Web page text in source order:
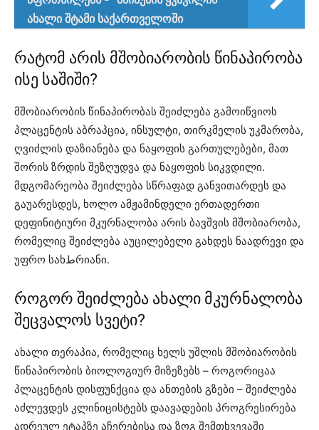
ახალი შტამი საქართველოში
რატომ არის მშობიარობის წინაპირობა
ისე საშიში?
მშობიარობის წინაპირობას შეიძლება გამოიწვიოს
პლაცენტის აბრაპცია, ინსულტი, თირკმელის უკმარობა,
ღვიძლის დაზიანება და ნაყოფის გართულებები, მათ
შორის ზრდის შეზღუდვა და ნაყოფის სიკვდილი.
მდგომარეობა შეიძლება სწრაფად განვითარდეს და
გაუარესდეს, ხოლო ამჟამინდელი ერთადერთი
დეფინიტიური მკურნალობა არის ბავშვის მშობიარობა,
რომელიც შეიძლება აუცილებელი გახდეს ნაადრევი და
უფრო სახطრიანი.
როგორ შეიძლება ახალი მკურნალობა
შეცვალოს სვეტი?
ახალი თერაპია, რომელიც ხელს უშლის მშობიარობის
წინაპირობის ბიოლოგიურ მიზეზებს – როგორიცაა
პლაცენტის დისფუნქცია და ანთების გზები – შეიძლება
აძლევდეს კლინიცისტებს დაავადების პროგრესირება
ადრეულ ეტაპზე აჩერებისა და ზოგ შემთხვევაში